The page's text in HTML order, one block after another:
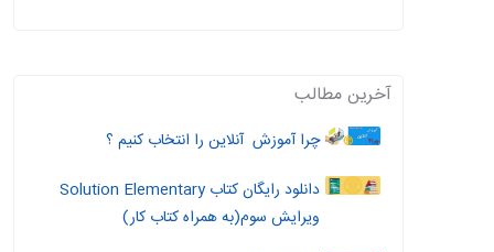
آخرین مطالب
چرا آموزش آنلاین را انتخاب کنیم ؟
دانلود رایگان کتاب Solution Elementary
ویرایش سوم(به همراه کتاب کار)